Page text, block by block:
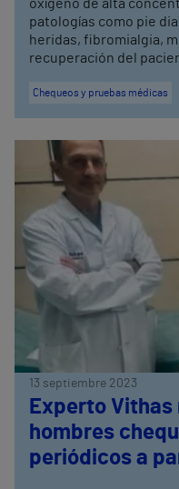
oxígeno de alta
patologías como pie
heridas, fibromialgia,
recuperación del
Chequeos y pruebas médicas
13 septiembre 2023
Experto
hombres
periódicos a